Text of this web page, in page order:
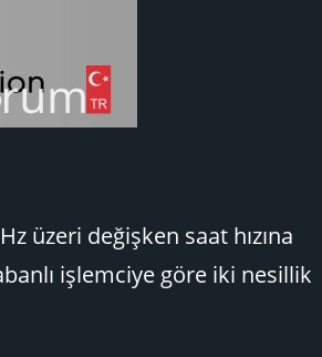
üzeri değişken saat hızına
işlemciye göre iki nesillik